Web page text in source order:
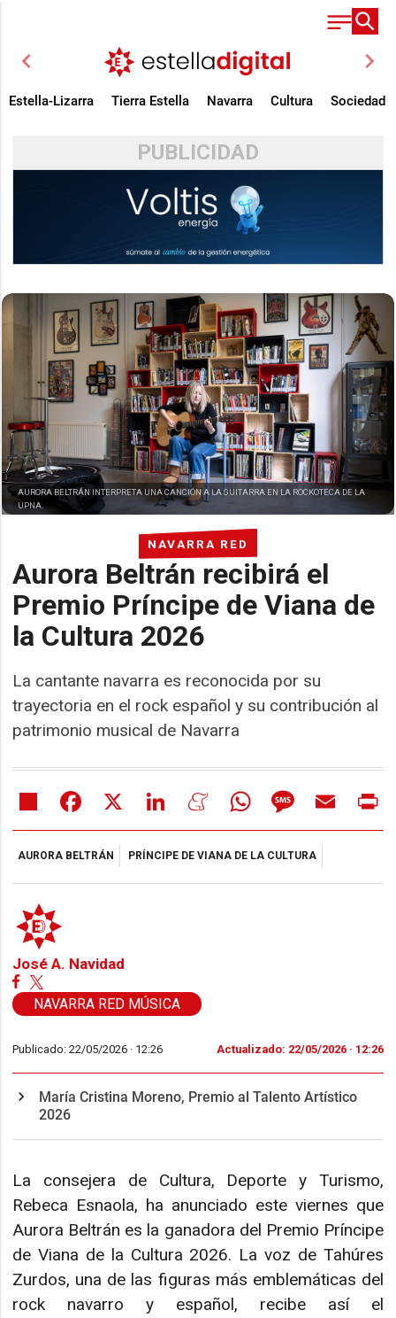
chevron_left chevron_right
Estella-Lizarra Tierra Estella Navarra Cultura Sociedad
PUBLICIDAD
NAVARRA RED
Aurora Beltrán recibirá el
Premio Príncipe de Viana de
la Cultura 2026
La cantante navarra es reconocida por su
trayectoria en el rock español y su contribución al
patrimonio musical de Navarra
AURORA BELTRÁN INTERPRETA UNA CANCIÓN A LA GUITARRA EN LA ROCKOTECA DE LA
UPNA.
Share Facebook LinkedIn MeneameWhatsAppMessageEmail
AURORA BELTRÁN PRÍNCIPE DE VIANA DE LA CULTURA
José A. Navidad
NAVARRA RED MÚSICA
Publicado: 22/05/2026 · 12:26 Actualizado: 22/05/2026 · 12:26
María Cristina Moreno, Premio al Talento Artístico
2026
La consejera de Cultura, Deporte y Turismo,
Rebeca Esnaola, ha anunciado este viernes que
Aurora Beltrán es la ganadora del Premio Príncipe
de Viana de la Cultura 2026. La voz de Tahúres
Zurdos, una de las figuras más emblemáticas del
rock navarro y español, recibe así el